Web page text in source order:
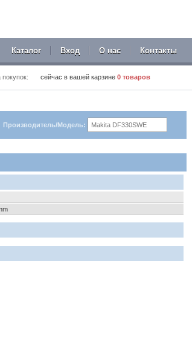
Каталог Вход О нас Контакты
покупок: сейчас в вашей карзине 0 товаров
Производитель/Модель: